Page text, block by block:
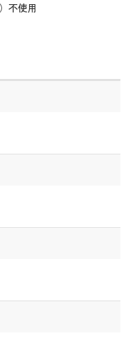
不使用